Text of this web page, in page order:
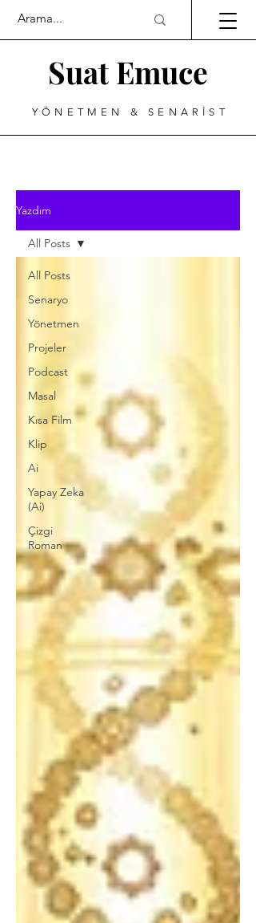
Suat Emuce
YÖNETMEN & SENARİST
Yazdım
All Posts
Senaryo
Yönetmen
Projeler
Podcast
Masal
Kısa Film
Klip
Ai
Yapay Zeka
(Ai)
Çizgi
Roman
All Posts